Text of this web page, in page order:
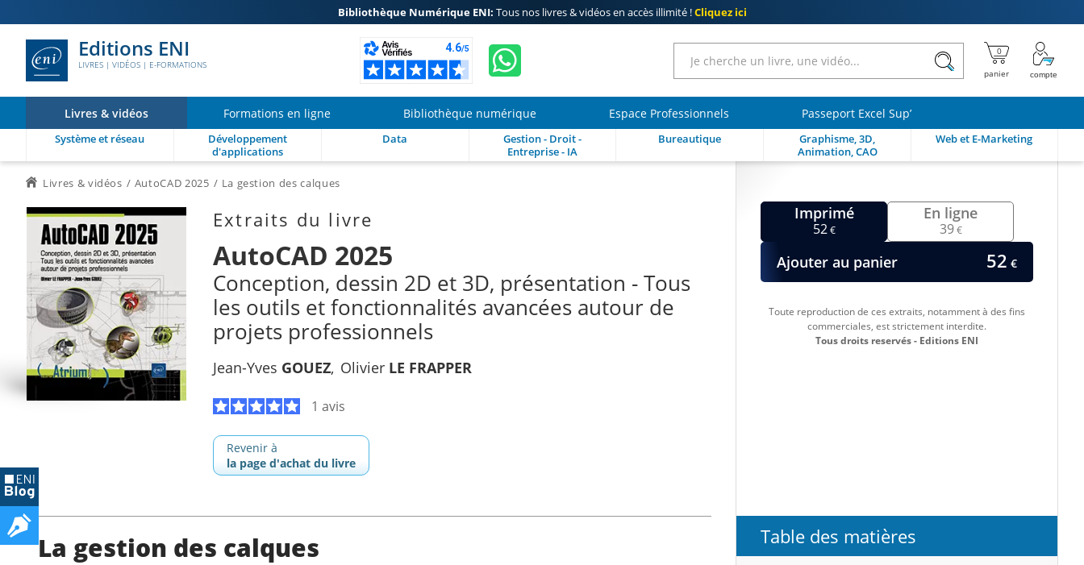
Bibliothèque Numérique ENI: Tous nos livres & vidéos en accès illimité !Cliquez ici
Editions ENI
LIVRES | VIDÉOS | E-FORMATIONS
Livres & vidéos Formations en ligne Bibliothèque numérique Espace Professionnels Passeport Excel Sup’
Système et réseau
Développement
d'applications
Data
Gestion - Droit -
Entreprise - IA
Bureautique
Graphisme, 3D,
Animation, CAO
Web et E-Marketing
Livres & vidéos AutoCAD 2025 La gestion des calques
Extraits du livre
AutoCAD 2025
Conception, dessin 2D et 3D, présentation - Tous
les outils et fonctionnalités avancées autour de
projets professionnels
Jean-Yves GOUEZ Olivier LE FRAPPER
1 avis
Revenir à
la page d'achat du livre
Imprimé
52€
En ligne
39€
Ajouter au panier 52 €
Toute reproduction de ces extraits, notamment à des fins
commerciales, est strictement interdite.
Tous droits reservés - Editions ENI
La gestion des calques Table des matières